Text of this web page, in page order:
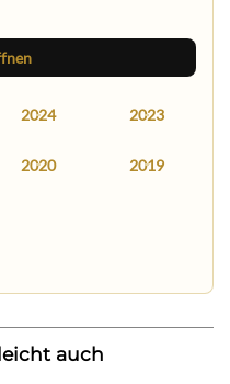
2024 2023
2020 2019
auch